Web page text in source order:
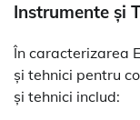
Instrumente și
În caracterizarea
și tehnici pentru
și tehnici includ: